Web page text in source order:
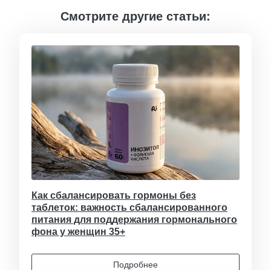
Смотрите другие статьи:
Как сбалансировать гормоны без
таблеток: важность сбалансированного
питания для поддержания гормонального
фона у женщин 35+
Подробнее